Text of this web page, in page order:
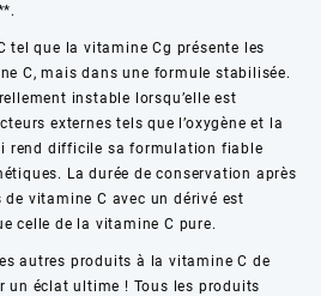
tel que la vitamine Cg présente les
C, mais dans une formule stabilisée.
instable lorsqu’elle est
externes tels que l’oxygène et la
rend difficile sa formulation fiable
La durée de conservation après
vitamine C avec un dérivé est
celle de la vitamine C pure.
autres produits à la vitamine C de
un éclat ultime ! Tous les produits